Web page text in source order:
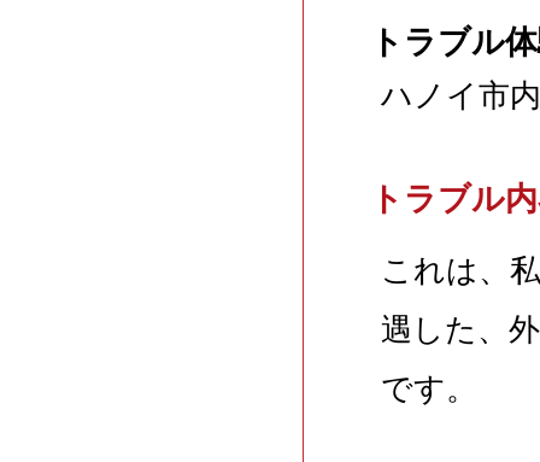
トラブル
ハノイ市
トラブル
これは、
遇した、
です。